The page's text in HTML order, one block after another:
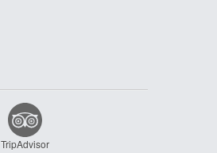
TripAdvisor